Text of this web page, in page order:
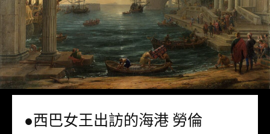
●西巴女王出訪的海港 勞倫